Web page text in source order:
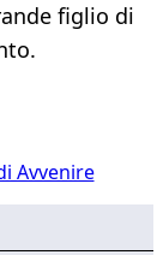
figlio di
Avvenire